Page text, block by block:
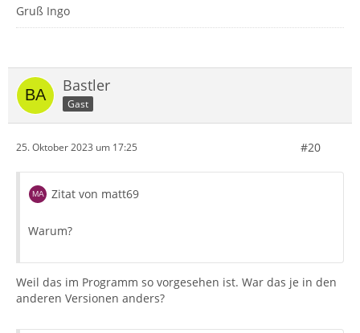
Gruß Ingo
Bastler
Gast
25. Oktober 2023 um 17:25 #20
Zitat von matt69
Warum?
Weil das im Programm so vorgesehen ist. War das je in den
anderen Versionen anders?